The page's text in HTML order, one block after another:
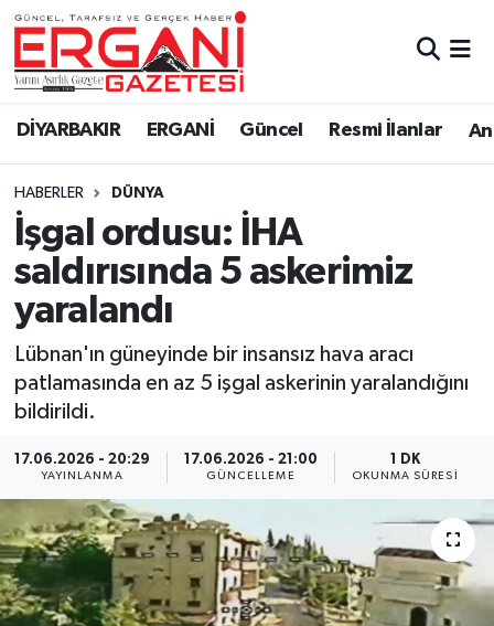
DİYARBAKIR ERGANİ Güncel Resmi İlanlar
HABERLER DÜNYA
İşgal ordusu: İHA
saldırısında 5 askerimiz
yaralandı
Lübnan'ın güneyinde bir insansız hava aracı
patlamasında en az 5 işgal askerinin yaralandığını
bildirildi.
17.06.2026 - 20:29
YAYINLANMA
17.06.2026 - 21:00
GÜNCELLEME
1 DK
OKUNMA SÜRESI
DİYARBAKIR
BİSMİL
BAĞLAR
ERGANİ
Güncel
Eği̇ti̇m
Resmi İlanlar
Sağlık
Si̇yaset
Spor
Yaşam
Anali̇z
Ergani Nöbetçi Eczaneler
Ergani Hava Durumu
Ergani Trafik Yoğunluk Haritası
Süper Lig Puan Durumu ve Fikstür
Tüm Manşetler
Son Dakika Haberleri
Haber Arşivi